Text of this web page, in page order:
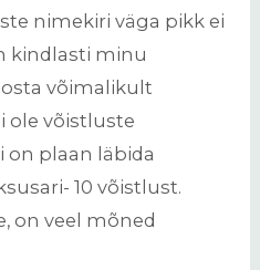
nimekiri väga pikk ei
kindlasti minu
võimalikult
ole võistluste
on plaan läbida
10 võistlust.
on veel mõned